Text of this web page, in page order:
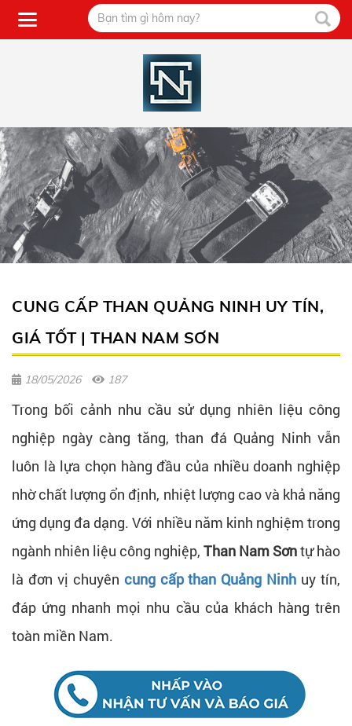
CUNG CẤP THAN QUẢNG NINH UY TÍN,
GIÁ TỐT | THAN NAM SƠN
18/05/2026 187
Trong bối cảnh nhu cầu sử dụng nhiên liệu công
nghiệp ngày càng tăng, than đá Quảng Ninh vẫn
luôn là lựa chọn hàng đầu của nhiều doanh nghiệp
nhờ chất lượng ổn định, nhiệt lượng cao và khả năng
ứng dụng đa dạng. Với nhiều năm kinh nghiệm trong
ngành nhiên liệu công nghiệp, Than Nam Sơntự hào
là đơn vị chuyên cung cấp than Quảng Ninh uy tín,
đáp ứng nhanh mọi nhu cầu của khách hàng trên
toàn miền Nam.